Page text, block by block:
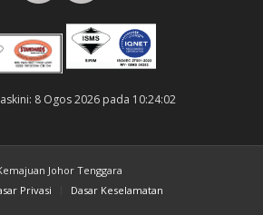
8 Ogos 2026 pada 10:24:02
Johor Tenggara
Privasi Dasar Keselamatan